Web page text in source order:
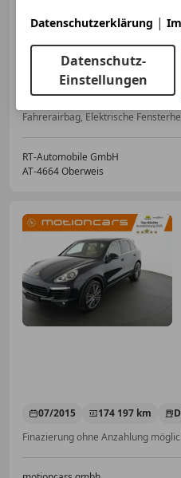
03/2020 49 990 km
RT-Automobile GmbH
AT-4664 Oberweis
07/2015 174 197 km
Finazierung ohne Anzahlung
Datenschutzerklärung |
Datenschutz-
Einstellungen